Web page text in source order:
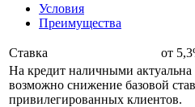
Условия
Преимущества
Ставка
от
На кредит наличными актуальна
возможно снижение базовой
привилегированных клиентов.